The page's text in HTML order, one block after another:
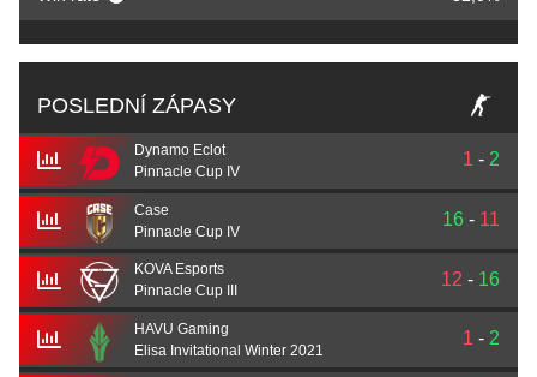
POSLEDNÍ ZÁPASY
Dynamo Eclot
Pinnacle Cup IV
1 - 2
Case
Pinnacle Cup IV
16 - 11
KOVA Esports
Pinnacle Cup III
12 - 16
HAVU Gaming
Elisa Invitational Winter 2021
1 - 2